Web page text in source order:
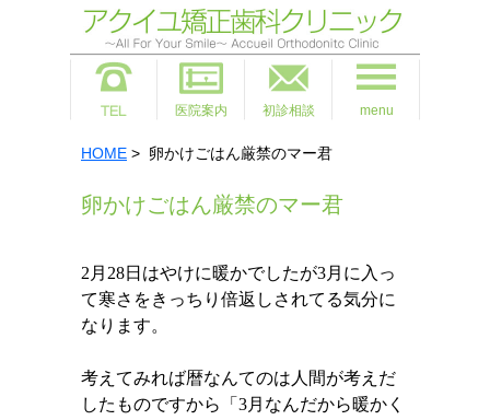
医院案内 初診相談 menu
HOME > 卵かけごはん厳禁のマー君
卵かけごはん厳禁のマー君
2 月 28日はやけに暖かでしたが3月に入っ
て寒さをきっちり倍返しされてる気分に
なります。
考えてみれば暦なんてのは人間が考えだ
したものですから「 3月なんだから暖かく